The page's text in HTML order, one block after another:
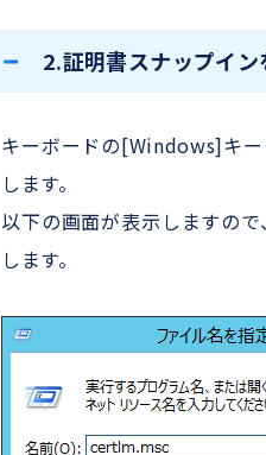
2.証明書スナップイン
キーボードの[Windows]キ
します。
以下の画面が表示しますの
します。